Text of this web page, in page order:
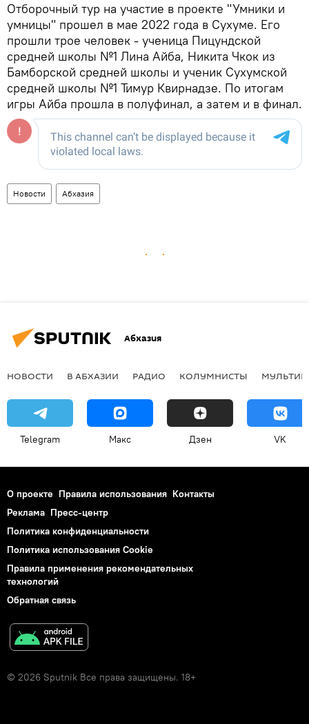
Отборочный тур на участие в проекте "Умники и
умницы" прошел в мае 2022 года в Сухуме. Его
прошли трое человек - ученица Пицундской
средней школы №1 Лина Айба, Никита Чкок из
Бамборской средней школы и ученик Сухумской
средней школы №1 Тимур Квирнадзе. По итогам
игры Айба прошла в полуфинал, а затем и в финал.
Новости Абхазия
Абхазия
НОВОСТИ В АБХАЗИИ РАДИО КОЛУМНИСТЫ
Telegram Макс Дзен VK
О проекте Правила использования Контакты
Реклама Пресс-центр
Политика конфиденциальности
Политика использования Cookie
Правила применения рекомендательных
технологий
Обратная связь
© 2026 Sputnik Все права защищены. 18+